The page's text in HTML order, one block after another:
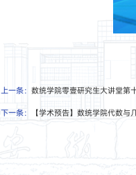
上一条：数统学院零壹研究生大讲堂
下一条： 【学术预告】数统学院代数